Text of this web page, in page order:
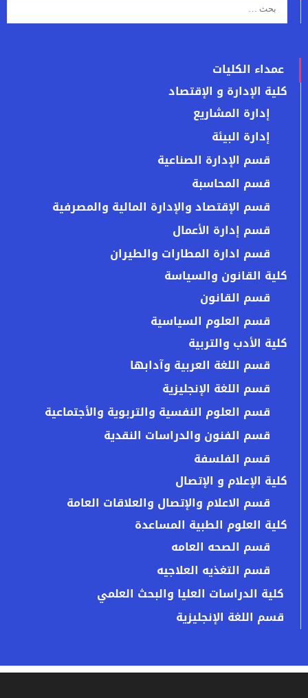
عمداء الكليات
كلية الإدارة و الإقتصاد
إدارة المشاريع
إدارة البيئة
قسم الإدارة الصناعية
قسم المحاسبة
قسم الإقتصاد والإدارة المالية والمصرفية
قسم إدارة الأعمال
قسم ادارة المطارات والطيران
كلية القانون والسياسة
قسم القانون
قسم العلوم السياسية
كلية الأدب والتربية
قسم اللغة العربية وآدابها
قسم اللغة الإنجليزية
قسم العلوم النفسية والتربوية والأجتماعية
قسم الفنون والدراسات النقدية
قسم الفلسفة
كلية الإعلام و الإتصال
قسم الاعلام والإتصال والعلاقات العامة
كلية العلوم الطبية المساعدة
قسم الصحه العامه
قسم التغذيه العلاجيه
كلية الدراسات العليا والبحث العلمي
قسم اللغة الإنجليزية